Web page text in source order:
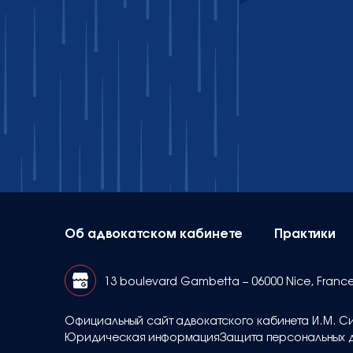
Об адвокатском кабинете Практики
13 boulevard Gambetta – 06000 Nice,
Официальный сайт адвокатского кабинета И.М.
Юридическая информацияЗащита персональных